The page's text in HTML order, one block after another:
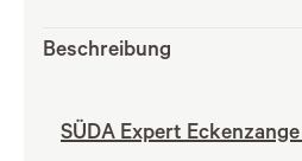
Beschreibung
SÜDA Expert